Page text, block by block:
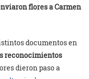
flores a Carmen
documentos en
reconocimientos
dieron paso a